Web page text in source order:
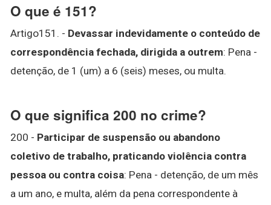
O que é 151?
Artigo151. - Devassar indevidamente o conteúdo de
correspondência fechada, dirigida a outrem: Pena -
detenção, de 1 (um) a 6 (seis) meses, ou multa.
O que significa 200 no crime?
200 - Participar de suspensão ou abandono
coletivo de trabalho, praticando violência contra
pessoa ou contra coisa: Pena - detenção, de um mês
a um ano, e multa, além da pena correspondente à